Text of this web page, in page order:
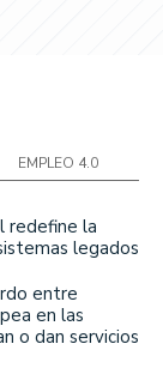
EMPLEO 4.0
redefine la
legados
entre
en las
o dan servicios